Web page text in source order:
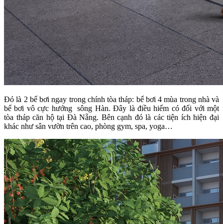
Đó là 2 bể bơi ngay trong chính tòa tháp: bể bơi 4 mùa trong nhà và
bể bơi vô cực hướng sông Hàn. Đây là điều hiếm có đối với một
tòa tháp căn hộ tại Đà Nẵng. Bên cạnh đó là các tiện ích hiện đại
khác như sân vườn trên cao, phòng gym, spa, yoga…